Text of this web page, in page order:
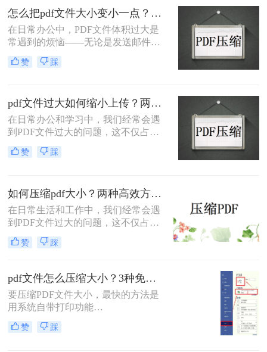
怎么把pdf文件大小变小一点？四种方法对比，一看就懂！
在日常办公中，PDF文件体积过大是
常遇到的烦恼——无论是发送邮件受
限于附件大小，还是上传系统提示文
件超限，都让人头疼。那么，怎么把
解操作步骤，您可根据文件数量、压
缩质量要求和隐私需求快速选择最合
适的方法。
赞 踩
pdf文件过大如何缩小上传？两种缩小并上传的有效方法!
在日常办公和学习中，我们经常会遇
到PDF文件过大的问题，这不仅占用
了大量的存储空间，还影响了文件的
上传速度和分享效率。那么pdf文件过
松解决PDF文件过大的问题。
赞 踩
如何压缩pdf大小？两种高效方法详解！
在日常生活和工作中，我们经常会遇
到PDF文件过大的问题，这不仅占用
了大量的存储空间，还降低了文件的
传输效率。因此，掌握几种有效的
何压缩pdf大小呢？本文将介绍两种常
用的PDF压缩方法，以帮助您更好地
压缩PDF文件。
赞 踩
pdf文件怎么压缩大小？3种免费+1种专业方法全攻略（附决策表）！
要压缩PDF文件大小，最快的方法是
用系统自带打印功能
（Windows/macOS均支持）或在线免
费工具（如PDFmao、转转大师）直
赞 踩